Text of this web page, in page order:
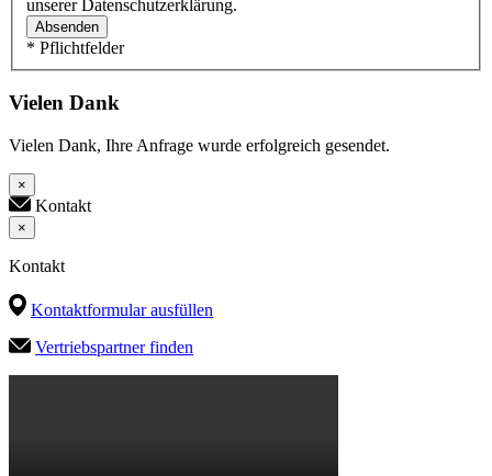
unserer Datenschutzerklärung.
Absenden
* Pflichtfelder
Vielen Dank
Vielen Dank, Ihre Anfrage wurde erfolgreich gesendet.
×
Kontakt
×
Kontakt
Kontaktformular ausfüllen
Vertriebspartner finden